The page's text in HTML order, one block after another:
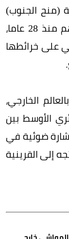
(منح الجنوب)
اتهموا أمانة جدة بفرض عزلة عليهم منذ 28 عاما،
على خرائطها
الخارجي،
الأوسط بين
ضوئية في
إلى القرينية